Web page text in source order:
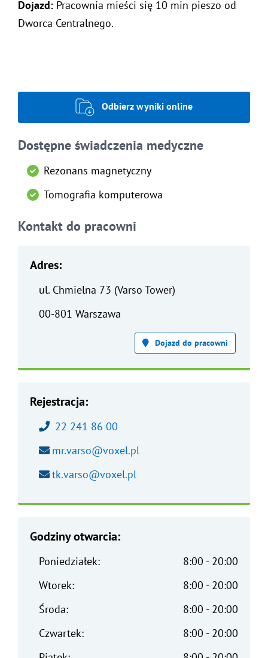
Dojazd: Pracownia mieści się 10 min pieszo od
Dworca Centralnego.
Odbierz wyniki online
Dostępne świadczenia medyczne
Rezonans magnetyczny
Tomografia komputerowa
Kontakt do pracowni
Adres:
ul. Chmielna 73 (Varso Tower)
00-801 Warszawa
Dojazd do pracowni
Rejestracja:
Zadzwoń pod numer:
22 241 86 00
Wyślij wiadomość na adres e-mail:
mr.varso@voxel.pl
Wyślij wiadomość na adres e-mail:
tk.varso@voxel.pl
Godziny otwarcia:
Poniedziałek:
8:00 - 20:00
Wtorek:
8:00 - 20:00
Środa:
8:00 - 20:00
Czwartek:
8:00 - 20:00